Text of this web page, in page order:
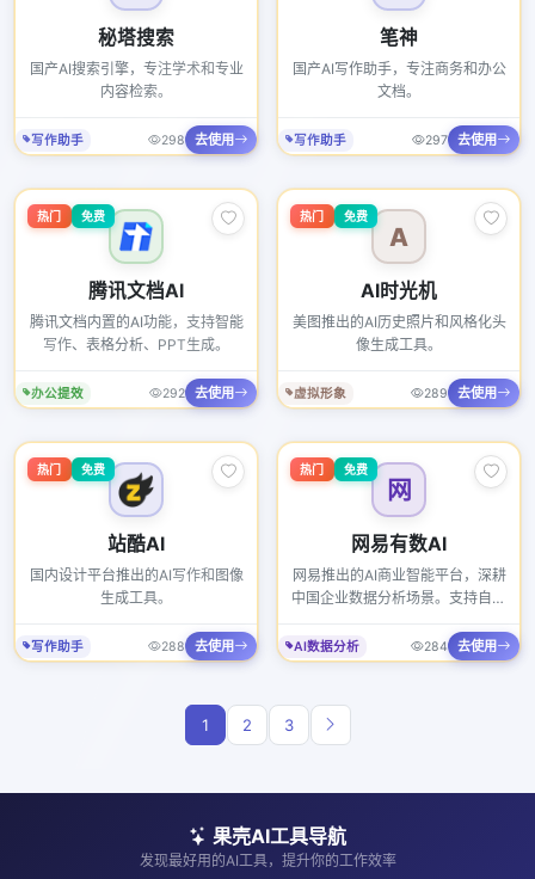
秘塔搜索
国产AI搜索引擎，专注学术和专业
内容检索。
写作助手 298 去使用
笔神
国产AI写作助手，专注商务和办公
文档。
写作助手 297 去使用
热门 免费
腾讯文档AI
腾讯文档内置的AI功能，支持智能
写作、表格分析、PPT生成。
办公提效 292 去使用
A
热门 免费
AI时光机
美图推出的AI历史照片和风格化头
像生成工具。
虚拟形象 289 去使用
热门 免费
站酷AI
国内设计平台推出的AI写作和图像
生成工具。
写作助手 288 去使用
网
热门 免费
网易有数AI
网易推出的AI商业智能平台，深耕
中国企业数据分析场景。支持自然
生成。2026年与网易大模型深度
整合，支持复杂业务逻辑的自然语
AI数据分析 284 去使用
1 2 3
果壳AI工具导航
发现最好用的AI工具，提升你的工作效率